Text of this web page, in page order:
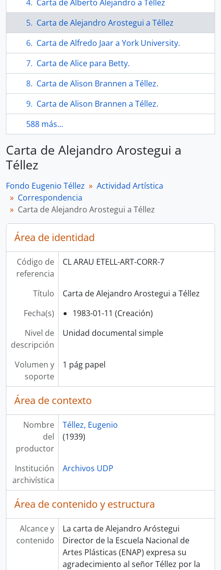
Carta de Alberto Alejandro a Téllez
Carta de Alejandro Arostegui a Téllez
Carta de Alfredo Jaar a York University.
Carta de Alice para Betty.
Carta de Alison Brannen a Téllez.
Carta de Alison Brannen a Téllez.
588 más...
Carta de Alejandro Arostegui a
Téllez
Fondo Eugenio Téllez
Actividad Artística
Correspondencia
Carta de Alejandro Arostegui a Téllez
Área de identidad
Código de
referencia
CL ARAU ETELL-ART-CORR-7
Título
Carta de Alejandro Arostegui a Téllez
Fecha(s)
1983-01-11 (Creación)
Nivel de
descripción
Unidad documental simple
Volumen y
soporte
1 pág papel
Área de contexto
Nombre
del
productor
Téllez, Eugenio
(1939)
Institución
archivística
Archivos UDP
Área de contenido y estructura
Alcance y
contenido
La carta de Alejandro Aróstegui
Director de la Escuela Nacional de
Artes Plásticas (ENAP) expresa su
agradecimiento al señor Téllez por la